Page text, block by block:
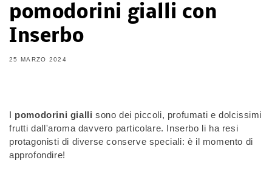
pomodorini gialli con
Inserbo
25 MARZO 2024
I pomodorini giallisono dei piccoli, profumati e dolcissimi
frutti dall'aroma davvero particolare. Inserbo li ha resi
protagonisti di diverse conserve speciali: è il momento di
approfondire!